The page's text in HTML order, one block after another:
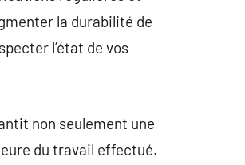
la durabilité de
l’état de vos
non seulement une
du travail effectué.